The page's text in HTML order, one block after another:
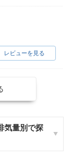
レビューを見る
気量別で探